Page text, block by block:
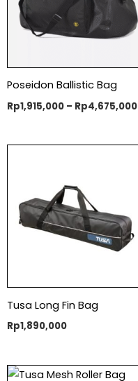
Poseidon Ballistic Bag
Rp1,915,000 – Rp4,675,000
Tusa Long Fin Bag
Rp1,890,000